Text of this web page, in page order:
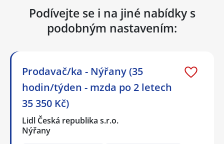
Podívejte se i na jiné nabídky s
podobným nastavením:
Prodavač/ka - Nýřany (35
hodin/týden - mzda po 2 letech
35 350 Kč)
Lidl Česká republika s.r.o.
Nýřany